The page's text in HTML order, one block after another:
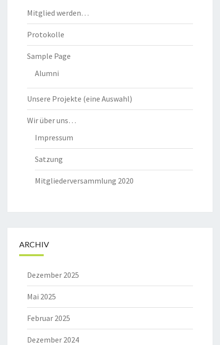
Mitglied werden…
Protokolle
Sample Page
Alumni
Unsere Projekte (eine Auswahl)
Wir über uns…
Impressum
Satzung
Mitgliederversammlung 2020
ARCHIV
Dezember 2025
Mai 2025
Februar 2025
Dezember 2024